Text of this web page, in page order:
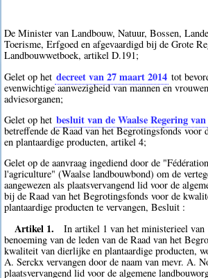
De Minister van Landbouw, Natuur, Bossen,
Toerisme, Erfgoed en afgevaardigd bij de Grote
Landbouwwetboek, artikel D.191;
Gelet op het decreet van 27 maart 2014 tot
evenwichtige aanwezigheid van mannen en
adviesorganen;
Gelet op het besluit van de Waalse Regering
betreffende de Raad van het Begrotingsfonds
en plantaardige producten, artikel 4;
Gelet op de aanvraag ingediend door de
l'agriculture" (Waalse landbouwbond) om de
aangewezen als plaatsvervangend lid voor de
bij de Raad van het Begrotingsfonds voor de
plantaardige producten te vervangen, Besluit :
Artikel 1.
In artikel 1 van het ministerieel van
benoeming van de leden van de Raad van het
kwaliteit van dierlijke en plantaardige producten,
A. Serckx vervangen door de naam van mevr. A.
plaatsvervangend lid voor de algemene